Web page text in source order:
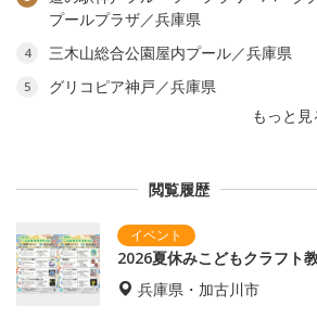
プールプラザ／兵庫県
4 三木山総合公園屋内プール／兵庫県
5
グリコピア神戸／兵庫県
もっと見
閲覧履歴
2026夏休みこどもクラフト
兵庫県・加古川市